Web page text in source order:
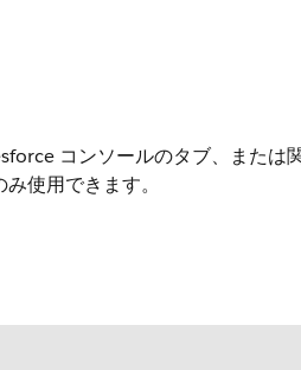
コンソールのタブ、または
使用できます。